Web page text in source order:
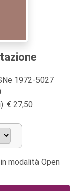
1972-5027
€ 27,50
modalità Open